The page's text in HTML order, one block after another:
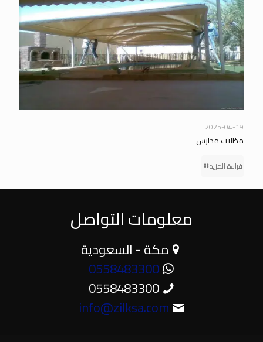
2025-04-19
مظلات مدارس
قراءة المزيد
معلومات التواصل
مكة - السعودية
0558483300
0558483300
info@zilksa.com